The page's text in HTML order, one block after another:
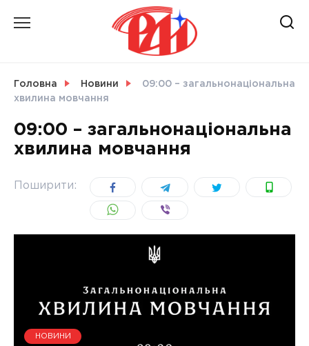
УКРАЇНА
Головна Новини
09:00 – загальнонаціональна
хвилина мовчання
09:00 – загальнонаціональна
хвилина мовчання
Поширити:
НОВИНИ